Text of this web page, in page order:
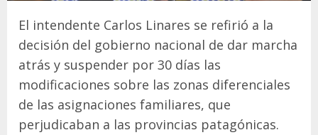
El intendente Carlos Linares se refirió a la
decisión del gobierno nacional de dar marcha
atrás y suspender por 30 días las
modificaciones sobre las zonas diferenciales
de las asignaciones familiares, que
perjudicaban a las provincias patagónicas.